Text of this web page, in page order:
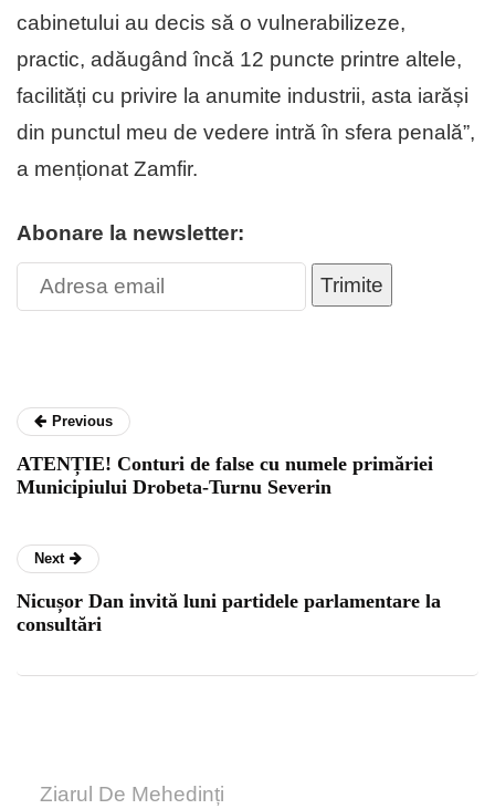
cabinetului au decis să o vulnerabilizeze,
practic, adăugând încă 12 puncte printre altele,
facilități cu privire la anumite industrii, asta iarăși
din punctul meu de vedere intră în sfera penală”,
a menționat Zamfir.
Abonare la newsletter:
Trimite
Previous
ATENȚIE! Conturi de false cu numele primăriei
Municipiului Drobeta-Turnu Severin
Next
Nicușor Dan invită luni partidele parlamentare la
consultări
Ziarul De Mehedinți